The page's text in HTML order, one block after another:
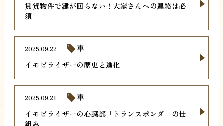
賃貸物件で鍵が回らない！大家さんへの連絡は必
須
イモビライザーの歴史と進化
2025.09.22 車
イモビライザーの心臓部「トランスポンダ」の仕
組み
2025.09.21 車